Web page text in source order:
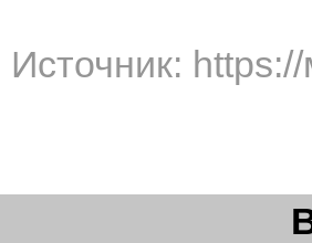
Источник: